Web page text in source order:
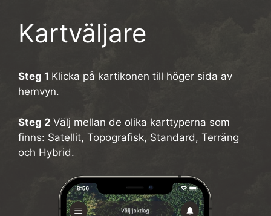
Kartväljare
Steg 1 Klicka på kartikonen till höger sida av
hemvyn.
Steg 2 Välj mellan de olika karttyperna som
finns: Satellit, Topografisk, Standard, Terräng
och Hybrid.